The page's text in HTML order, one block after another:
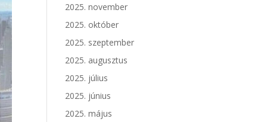
2025. november
2025. október
2025. szeptember
2025. augusztus
2025. július
2025. június
2025. május